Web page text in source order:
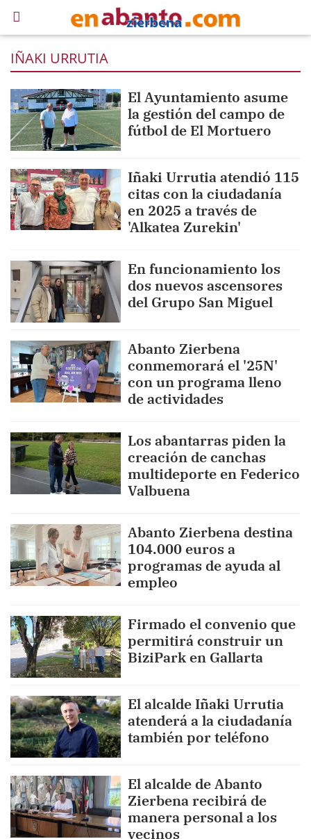
IÑAKI URRUTIA
El Ayuntamiento asume
la gestión del campo de
fútbol de El Mortuero
Iñaki Urrutia atendió 115
citas con la ciudadanía
en 2025 a través de
'Alkatea Zurekin'
En funcionamiento los
dos nuevos ascensores
del Grupo San Miguel
Abanto Zierbena
conmemorará el '25N'
con un programa lleno
de actividades
Los abantarras piden la
creación de canchas
multideporte en Federico
Valbuena
Abanto Zierbena destina
104.000 euros a
programas de ayuda al
empleo
Firmado el convenio que
permitirá construir un
BiziPark en Gallarta
El alcalde Iñaki Urrutia
atenderá a la ciudadanía
también por teléfono
El alcalde de Abanto
Zierbena recibirá de
manera personal a los
vecinos